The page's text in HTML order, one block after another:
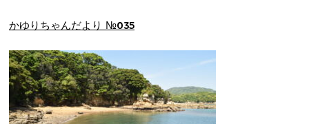
かゆりちゃんだより №035